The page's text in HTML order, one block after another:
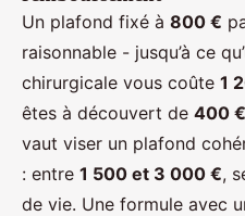
Un plafond fixé à 800 €
raisonnable - jusqu’à ce
chirurgicale vous coûte 1
êtes à découvert de 400 €
vaut viser un plafond
: entre 1 500 et 3 000 €,
de vie. Une formule avec